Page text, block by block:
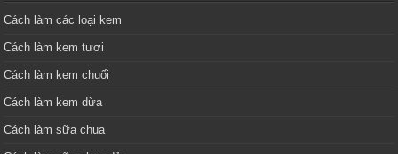
Cách làm các loại kem
Cách làm kem tươi
Cách làm kem chuối
Cách làm kem dừa
Cách làm sữa chua